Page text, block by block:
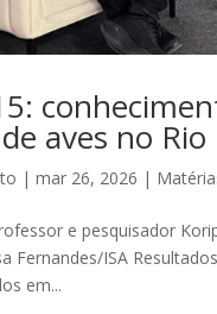
aves no
|mar 26, 2026 |
e pesquisador
Fernandes/ISA
em...